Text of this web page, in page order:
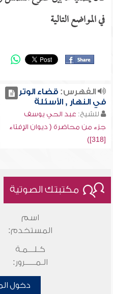
في المواضع التالية
الفهرس:قضاء الوتر
في النهار , الأسئلة
للشيخ: عبد الحي يوسف
جزء من محاضرة ( ديوان الإفتاء
[318])
مكتبتك الصوتية
اسم
المستخدم:
كـلـــمـة
الـمـــــرور:
دخول